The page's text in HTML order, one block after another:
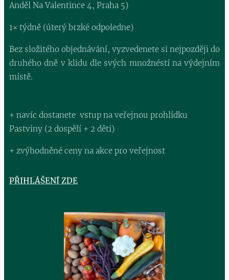
Anděl Na Valentince 4, Praha 5)
1× týdně (úterý brzké odpoledne)
Bez složitého objednávání, vyzvedenete si nejpozději do
druhého dně v klidu dle svých množnéstí na výdejním
místě.
+ navíc dostanete vstup na veřejnou prohlídku
Pastviny (2 dospělí + 2 děti)
+ zvýhodněné ceny na akce pro veřejnost
PŘIHLÁŠENÍ ZDE